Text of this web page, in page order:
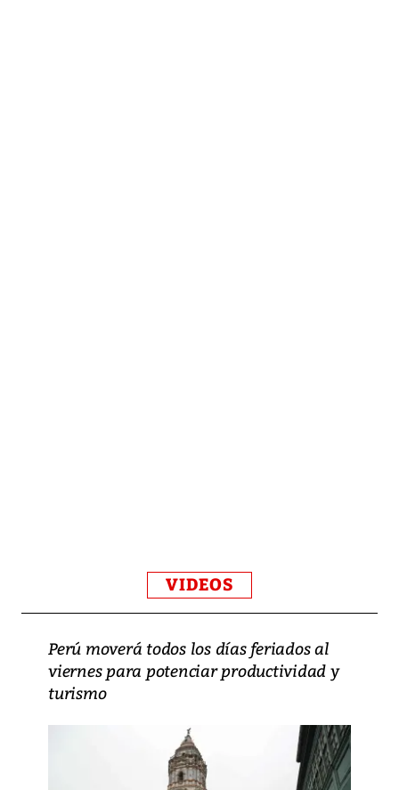
VIDEOS
Perú moverá todos los días feriados al
viernes para potenciar productividad y
turismo